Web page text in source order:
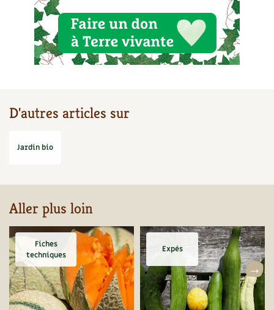
D'autres articles sur
Jardin bio
Aller plus loin
Fiches
techniques
Expés